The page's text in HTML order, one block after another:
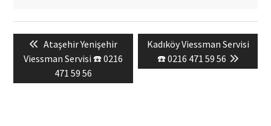
Yazı
gezinmesi
Previous
post:
Ataşehir Yenişehir
Viessman Servisi ☎️ 0216
471 59 56
Next
post:
Kadıköy Viessman Servisi
☎️ 0216 471 59 56